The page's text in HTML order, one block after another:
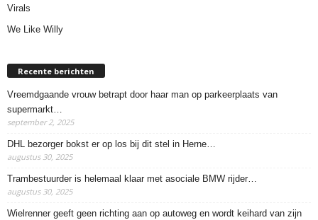
Virals
We Like Willy
Recente berichten
Vreemdgaande vrouw betrapt door haar man op parkeerplaats van
supermarkt…
september 2, 2025
DHL bezorger bokst er op los bij dit stel in Herne…
augustus 30, 2025
Trambestuurder is helemaal klaar met asociale BMW rijder…
augustus 30, 2025
Wielrenner geeft geen richting aan op autoweg en wordt keihard van zijn